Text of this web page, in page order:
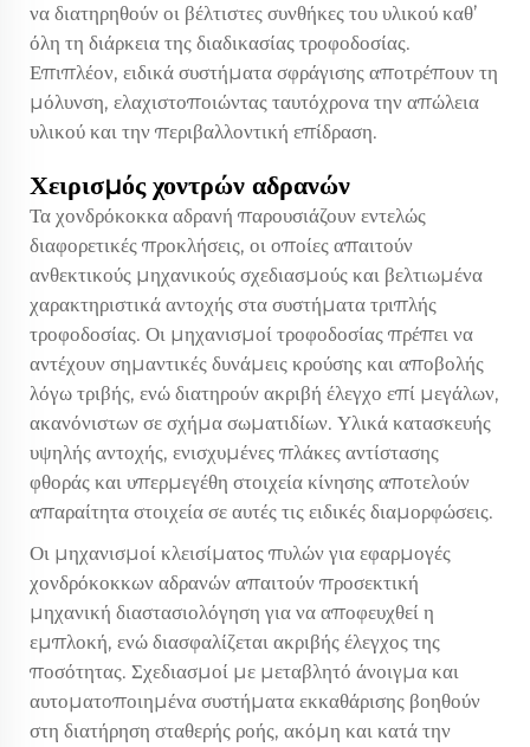
να διατηρηθούν οι βέλτιστες συνθήκες του υλικού καθ’
όλη τη διάρκεια της διαδικασίας τροφοδοσίας.
Επιπλέον, ειδικά συστήματα σφράγισης αποτρέπουν τη
μόλυνση, ελαχιστοποιώντας ταυτόχρονα την απώλεια
υλικού και την περιβαλλοντική επίδραση.
Χειρισμός χοντρών αδρανών
Τα χονδρόκοκκα αδρανή παρουσιάζουν εντελώς
διαφορετικές προκλήσεις, οι οποίες απαιτούν
ανθεκτικούς μηχανικούς σχεδιασμούς και βελτιωμένα
χαρακτηριστικά αντοχής στα συστήματα τριπλής
τροφοδοσίας. Οι μηχανισμοί τροφοδοσίας πρέπει να
αντέχουν σημαντικές δυνάμεις κρούσης και αποβολής
λόγω τριβής, ενώ διατηρούν ακριβή έλεγχο επί μεγάλων,
ακανόνιστων σε σχήμα σωματιδίων. Υλικά κατασκευής
υψηλής αντοχής, ενισχυμένες πλάκες αντίστασης
φθοράς και υπερμεγέθη στοιχεία κίνησης αποτελούν
απαραίτητα στοιχεία σε αυτές τις ειδικές διαμορφώσεις.
Οι μηχανισμοί κλεισίματος πυλών για εφαρμογές
χονδρόκοκκων αδρανών απαιτούν προσεκτική
μηχανική διαστασιολόγηση για να αποφευχθεί η
εμπλοκή, ενώ διασφαλίζεται ακριβής έλεγχος της
ποσότητας. Σχεδιασμοί με μεταβλητό άνοιγμα και
αυτοματοποιημένα συστήματα εκκαθάρισης βοηθούν
στη διατήρηση σταθερής ροής, ακόμη και κατά την